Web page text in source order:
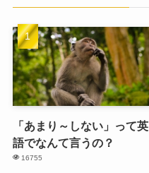
「あまり～しない」って英
語でなんて言うの？
16755